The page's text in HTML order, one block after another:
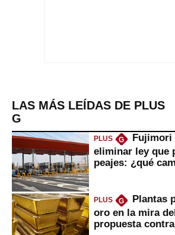
LAS MÁS LEÍDAS DE PLUS
G
PLUS G
Fujimori
eliminar ley que
peajes: ¿qué
PLUS G
Plantas
oro en la mira
propuesta